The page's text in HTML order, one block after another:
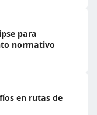
para
normativo
en rutas de